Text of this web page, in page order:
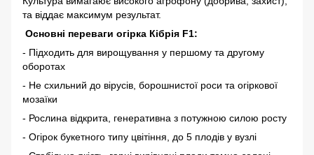
та віддає максимум результат.
Основні переваги огірка Кібрія F1:
- Підходить для вирощування у першому та другому
оборотах
- Не схильний до вірусів, борошнистої роси та огіркової
мозаїки
- Рослина відкрита, генеративна з потужною силою росту
- Огірок букетного типу цвітіння, до 5 плодів у вузлі